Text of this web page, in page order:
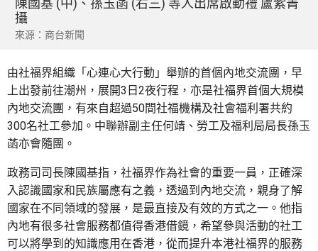
陳國基 (中)、孫玉菡 (右三) 等人出席啟動禮 盧紫菁
攝
來源：商台新聞
由社福界組織「心連心大行動」舉辦的首個內地交流團，早
上出發前往潮州，展開3日2夜行程，亦是社福界首個大規模
內地交流團，有來自超過50間社福機構及社會福利署共約
300名社工參加。中聯辦副主任何靖、勞工及福利局局長孫玉
菡亦會隨團。
政務司司長陳國基指，社福界作為社會的重要一員，正確深
入認識國家和民族屬應有之義，透過到內地交流，親身了解
國家在不同領域的發展，是最直接及有效的方式之一。他指
內地有很多社會服務都值得香港借鏡，希望參與活動的社工
可以將學到的知識應用在香港，從而提升本港社福界的服務